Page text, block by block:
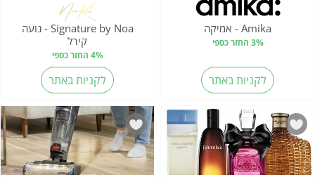
Amika - אמיקה
3% החזר כספי
לקניות באתר
Signature by Noa - נועה
קירל
4% החזר כספי
לקניות באתר